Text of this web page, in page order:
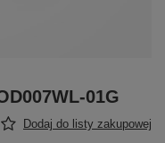
01G
Dodaj do listy zakupowej